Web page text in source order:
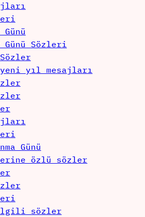
Sözleri
yıl mesajları
Günü
özlü sözler
sözler